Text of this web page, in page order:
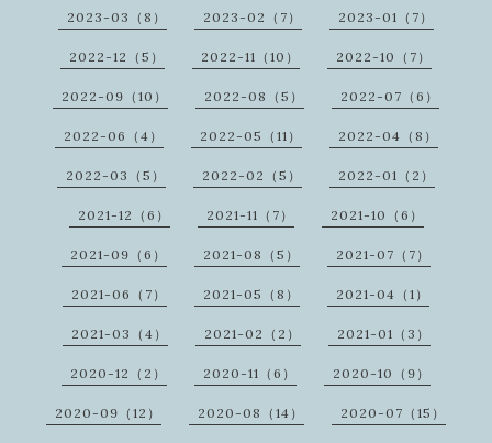
2023-03（8） 2023-02（7） 2023-01（7）
2022-12（5） 2022-11（10） 2022-10（7）
2022-09（10） 2022-08（5） 2022-07（6）
2022-06（4） 2022-05（11） 2022-04（8）
2022-03（5） 2022-02（5） 2022-01（2）
2021-12（6） 2021-11（7） 2021-10（6）
2021-09（6） 2021-08（5） 2021-07（7）
2021-06（7） 2021-05（8） 2021-04（1）
2021-03（4） 2021-02（2） 2021-01（3）
2020-12（2） 2020-11（6） 2020-10（9）
2020-09（12） 2020-08（14） 2020-07（15）